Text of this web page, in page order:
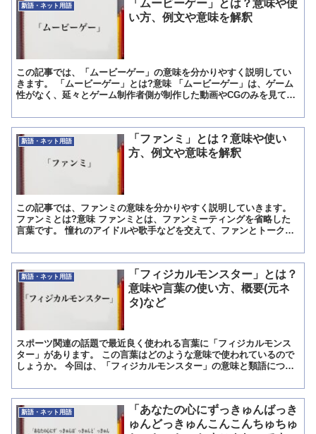
新語・ネット用語
「ムービーゲー」とは？意味や使
い方、例文や意味を解釈
この記事では、「ムービーゲー」の意味を分かりやすく説明してい
きます。 「ムービーゲー」とは?意味 「ムービーゲー」は、ゲーム
性がなく、延々とゲーム制作者側が制作した動画やCGのみを見て成
新語・ネット用語
「ファンミ」とは？意味や使い
方、例文や意味を解釈
この記事では、ファンミの意味を分かりやすく説明していきます。
ファンミとは?意味 ファンミとは、ファンミーティングを省略した
言葉です。 憧れのアイドルや歌手などを交えて、ファンとトークを
新語・ネット用語
「フィジカルモンスター」とは？
意味や言葉の使い方、概要(元ネ
タ)など
スポーツ関連の話題で最近良く使われる言葉に「フィジカルモンス
ター」があります。 この言葉はどのような意味で使われているので
しょうか。 今回は、「フィジカルモンスター」の意味と類語につい
新語・ネット用語
「あなたの心にずっきゅんばっき
ゅんどっきゅんこんこんちゅちゅ